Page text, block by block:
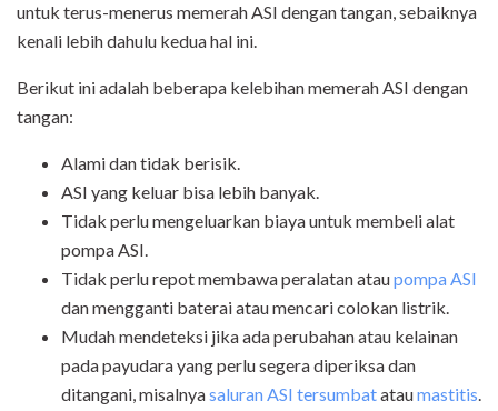
untuk terus-menerus memerah ASI dengan tangan, sebaiknya
kenali lebih dahulu kedua hal ini.
Berikut ini adalah beberapa kelebihan memerah ASI dengan
tangan:
Alami dan tidak berisik.
ASI yang keluar bisa lebih banyak.
Tidak perlu mengeluarkan biaya untuk membeli alat
pompa ASI.
Tidak perlu repot membawa peralatan ataupompa ASI
dan mengganti baterai atau mencari colokan listrik.
Mudah mendeteksi jika ada perubahan atau kelainan
pada payudara yang perlu segera diperiksa dan
ditangani, misalnyasaluran ASI tersumbatataumastitis.